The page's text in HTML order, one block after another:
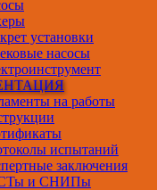
установки
насосы
на работы
испытаний
заключения
и СНИПы